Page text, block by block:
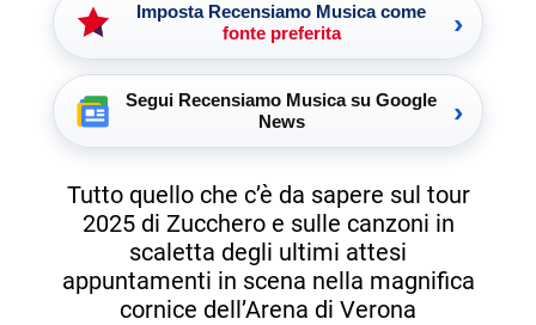
Imposta Recensiamo Musica come
fonte preferita
›
Segui Recensiamo Musica su Google
News
›
Tutto quello che c’è da sapere sul tour
2025 di Zucchero e sulle canzoni in
scaletta degli ultimi attesi
appuntamenti in scena nella magnifica
cornice dell’Arena di Verona